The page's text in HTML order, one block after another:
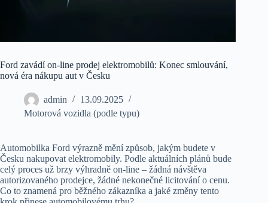
Ford zavádí on-line prodej elektromobilů: Konec smlouvání,
nová éra nákupu aut v Česku
admin
13.09.2025
Motorová vozidla (podle typu)
Automobilka Ford výrazně mění způsob, jakým budete v
Česku nakupovat elektromobily. Podle aktuálních plánů bude
celý proces už brzy výhradně on-line – žádná návštěva
autorizovaného prodejce, žádné nekonečné licitování o cenu.
Co to znamená pro běžného zákazníka a jaké změny tento